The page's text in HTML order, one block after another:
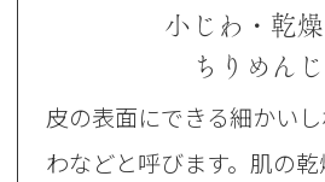
小じわ・乾
ちりめん
皮の表面にできる細かい
わなどと呼びます。肌の